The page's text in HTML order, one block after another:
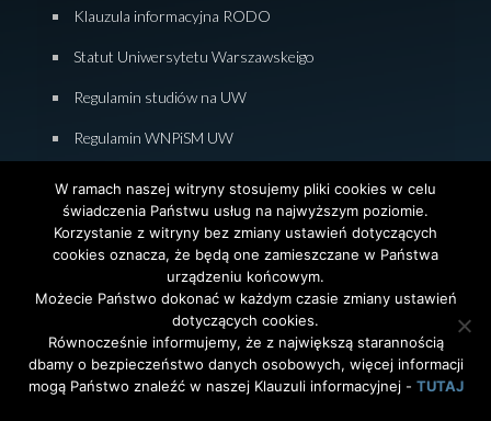
Klauzula informacyjna RODO
Statut Uniwersytetu Warszawskeigo
Regulamin studiów na UW
Regulamin WNPiSM UW
Deklaracja dostępności WNPiSM
© 2026 Wydział Nauk Politycznych i Studiów
Międzynarodowych. Uniwersytet Warszawski. All Rights
Reserved. Projekt i realizacja stronyAgencjaInterAktywni
W ramach naszej witryny stosujemy pliki cookies w celu
świadczenia Państwu usług na najwyższym poziomie.
Korzystanie z witryny bez zmiany ustawień dotyczących
cookies oznacza, że będą one zamieszczane w Państwa
urządzeniu końcowym.
Możecie Państwo dokonać w każdym czasie zmiany ustawień
dotyczących cookies.
Równocześnie informujemy, że z największą starannością
dbamy o bezpieczeństwo danych osobowych, więcej informacji
mogą Państwo znaleźć w naszej Klauzuli informacyjnej - TUTAJ